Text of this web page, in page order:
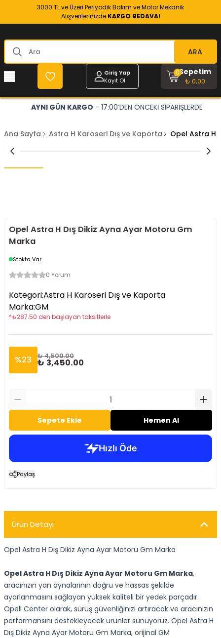
3000 TL ve Üzeri Periyodik Bakım ve Motor Mekanik
Alışverilerinizde KARGO BEDAVA!
ARA
Giriş Yap
Kayıt Ol
Sepetim
₺ 0,00
0
AYNI GÜN KARGO - 17:00’DEN ÖNCEKİ SİPARİŞLERDE
Ana Sayfa Astra H Karoseri Dış ve Kaporta Opel Astra H
Opel Astra H Dış Dikiz Ayna Ayar Motoru Gm
Marka
Stokta Var
0 Yorum
Kategori:Astra H Karoseri Dış ve Kaporta
Marka:GM
*₺287.50 den başlayan taksitlerle
%23 ₺ 4,500.00
₺ 3,450.00
Sepete Ekle Hemen Al
Paylaş
Ürün Detayı
Opel Astra H Dış Dikiz Ayna Ayar Motoru Gm Marka
Opel Astra H Dış Dikiz Ayna Ayar Motoru Gm Marka,
aracınızın yan aynalarının doğru ve hassas şekilde
ayarlanmasını sağlayan yüksek kaliteli bir yedek parçadır.
Opell Center olarak, sürüş güvenliğinizi artıracak ve aracınızın
performansını destekleyecek ürünler sunuyoruz. Opel Astra H
Dış Dikiz Ayna Ayar Motoru Gm Marka, orijinal GM